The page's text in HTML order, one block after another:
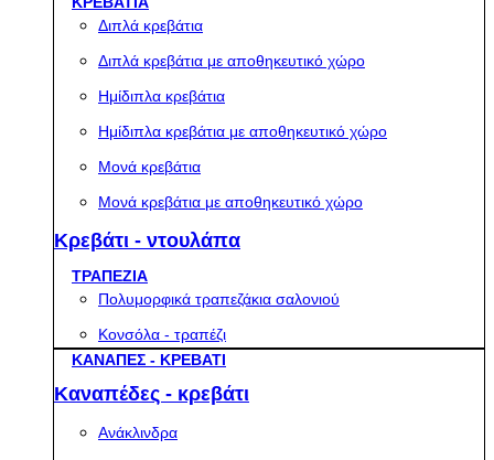
Διπλά κρεβάτια
Διπλά κρεβάτια με αποθηκευτικό χώρο
Ημίδιπλα κρεβάτια
Ημίδιπλα κρεβάτια με αποθηκευτικό χώρο
Μονά κρεβάτια
Μονά κρεβάτια με αποθηκευτικό χώρο
Κρεβάτι - ντουλάπα
ΤΡΑΠΕΖΙΑ
Πολυμορφικά τραπεζάκια σαλονιού
Κονσόλα - τραπέζι
ΚΑΝΑΠΕΣ - ΚΡΕΒΑΤΙ
Καναπέδες - κρεβάτι
Ανάκλινδρα